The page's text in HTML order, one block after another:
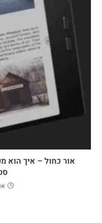
אור כחול – איך הוא